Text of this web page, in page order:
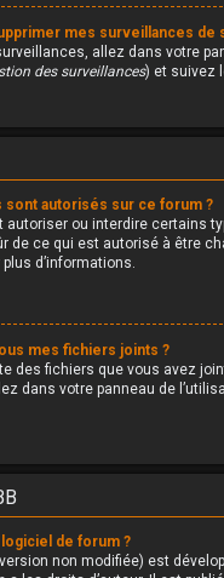
mes surveillances de
allez dans votre
des surveillances) et suivez
sont autorisés sur ce forum ?
autoriser ou interdire certains
de ce qui est autorisé à être
d’informations.
mes fichiers joints ?
des fichiers que vous avez
dans votre panneau de
de forum ?
non modifiée) est